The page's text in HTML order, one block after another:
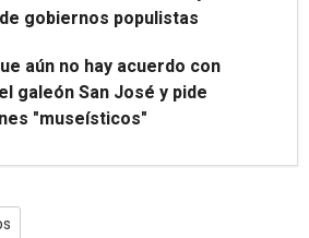
gobiernos populistas
aún no hay acuerdo con
galeón San José y pide
"museísticos"